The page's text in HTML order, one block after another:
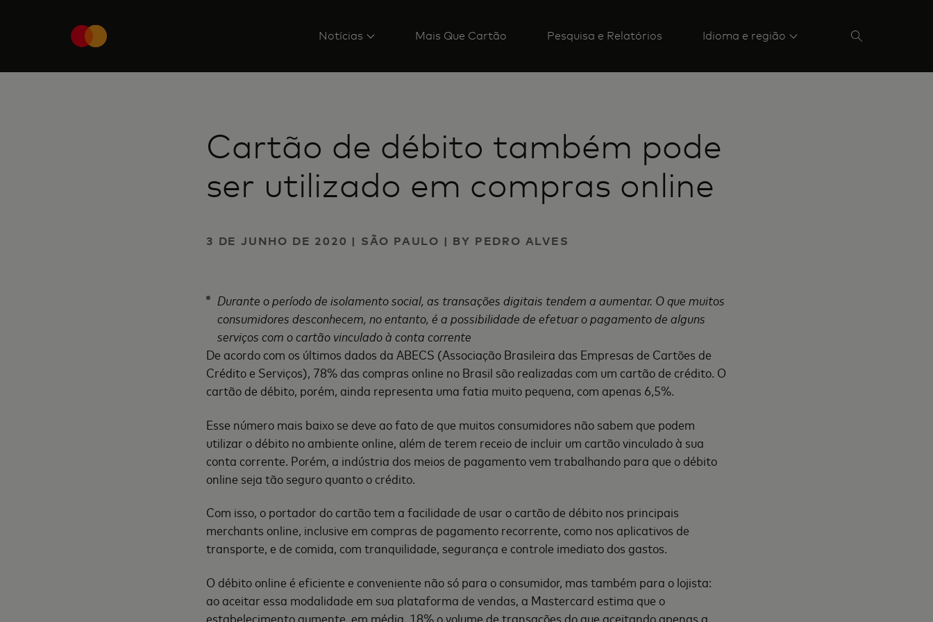
Notícias Mais Que Cartão Pesquisa e Relatórios Idioma e região
Cartão de débito também pode
ser utilizado em compras online
3 DE JUNHO DE 2020 | SÃO PAULO | BY PEDRO ALVES
Durante o período de isolamento social, as transações digitais tendem a aumentar. O que muitos
consumidores desconhecem, no entanto, é a possibilidade de efetuar o pagamento de alguns
serviços com o cartão vinculado à conta corrente
De acordo com os últimos dados da ABECS (Associação Brasileira das Empresas de Cartões de
Crédito e Serviços), 78% das compras online no Brasil são realizadas com um cartão de crédito. O
cartão de débito, porém, ainda representa uma fatia muito pequena, com apenas 6,5%.
Esse número mais baixo se deve ao fato de que muitos consumidores não sabem que podem
utilizar o débito no ambiente online, além de terem receio de incluir um cartão vinculado à sua
conta corrente. Porém, a indústria dos meios de pagamento vem trabalhando para que o débito
online seja tão seguro quanto o crédito.
Com isso, o portador do cartão tem a facilidade de usar o cartão de débito nos principais
merchants online, inclusive em compras de pagamento recorrente, como nos aplicativos de
transporte, e de comida, com tranquilidade, segurança e controle imediato dos gastos.
O débito online é eficiente e conveniente não só para o consumidor, mas também para o lojista:
ao aceitar essa modalidade em sua plataforma de vendas, a Mastercard estima que o
estabelecimento aumente, em média, 18% o volume de transações do que aceitando apenas a